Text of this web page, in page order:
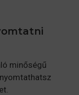
minőségű